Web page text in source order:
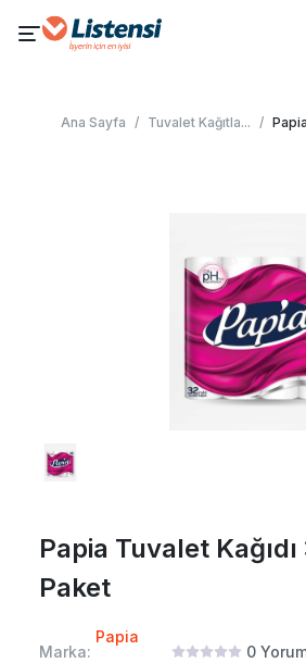
Ana Sayfa / Tuvalet Kağıtla... /
Papia Tuvalet
Paket
Marka:
Papia
0